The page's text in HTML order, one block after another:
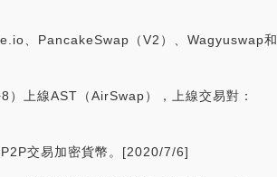
、PancakeSwap（V2）、Wagyuswap和
上線AST（AirSwap），上線交易對：
交易加密貨幣。[2020/7/6]